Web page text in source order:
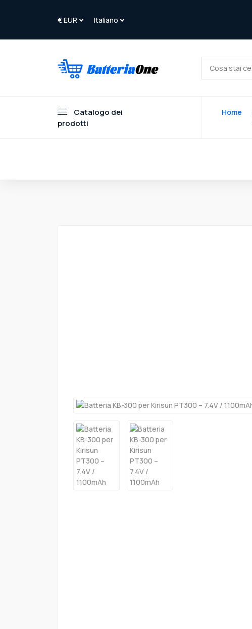
Catalogo dei
prodotti
Home